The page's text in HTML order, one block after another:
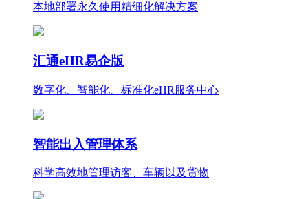
本地部署永久使用精细化解决方案
汇通eHR易企版
数字化、智能化、标准化eHR服务中心
智能出入管理体系
科学高效地管理访客、车辆以及货物